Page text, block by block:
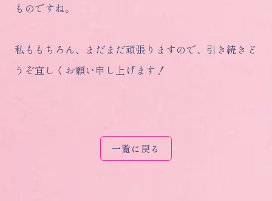
ものですね。
私ももちろん、まだまだ頑張りますので、引き続きど
うぞ宜しくお願い申し上げます！
一覧に戻る